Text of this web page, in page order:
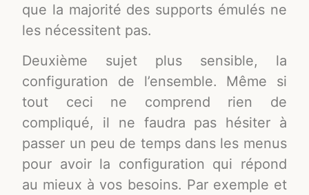
que la majorité des supports émulés ne
les nécessitent pas.
Deuxième sujet plus sensible, la
configuration de l’ensemble. Même si
tout ceci ne comprend rien de
compliqué, il ne faudra pas hésiter à
passer un peu de temps dans les menus
pour avoir la configuration qui répond
au mieux à vos besoins. Par exemple et